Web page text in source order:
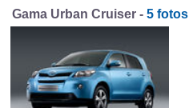
Gama Urban Cruiser - 5 fotos